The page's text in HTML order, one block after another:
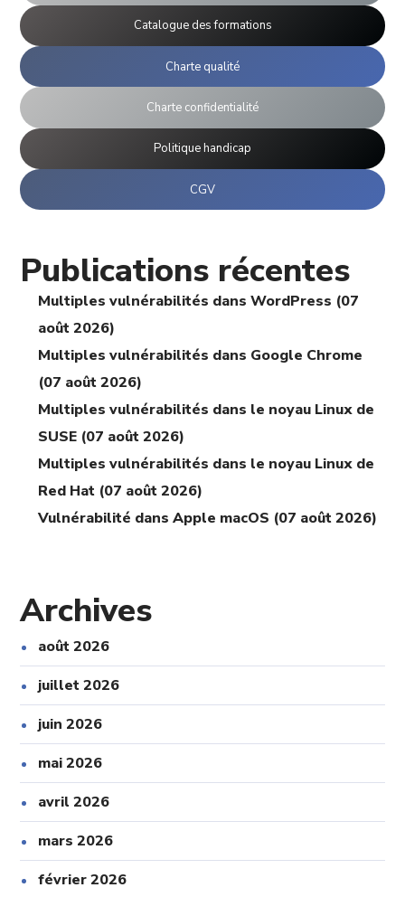
Catalogue des formations
Charte qualité
Charte confidentialité
Politique handicap
CGV
Publications récentes
Multiples vulnérabilités dans WordPress (07
août 2026)
Multiples vulnérabilités dans Google Chrome
(07 août 2026)
Multiples vulnérabilités dans le noyau Linux de
SUSE (07 août 2026)
Multiples vulnérabilités dans le noyau Linux de
Red Hat (07 août 2026)
Vulnérabilité dans Apple macOS (07 août 2026)
Archives
août 2026
juillet 2026
juin 2026
mai 2026
avril 2026
mars 2026
février 2026